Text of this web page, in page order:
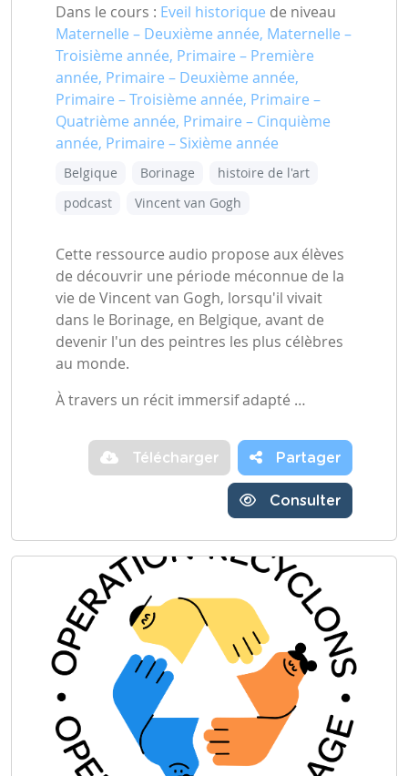
Dans le cours : Eveil historique de niveau
Maternelle – Deuxième année, Maternelle –
Troisième année, Primaire – Première
année, Primaire – Deuxième année,
Primaire – Troisième année, Primaire –
Quatrième année, Primaire – Cinquième
année, Primaire – Sixième année
Belgique Borinage
histoire de l'art
podcast
Vincent van Gogh
Cette ressource audio propose aux élèves
de découvrir une période méconnue de la
vie de Vincent van Gogh, lorsqu'il vivait
dans le Borinage, en Belgique, avant de
devenir l'un des peintres les plus célèbres
au monde.
À travers un récit immersif adapté …
Télécharger Partager
Consulter